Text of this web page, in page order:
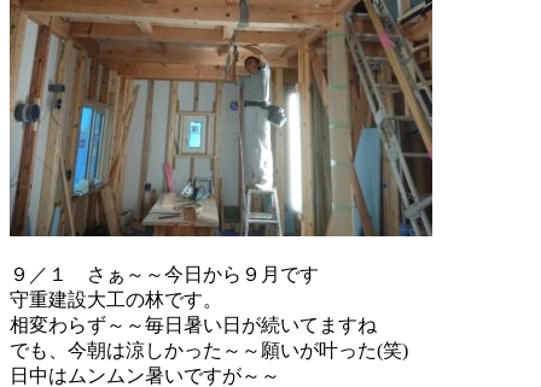
９／１ さぁ～～今日から９月です
守重建設大工の林です。
相変わらず～～毎日暑い日が続いてますね
でも、今朝は涼しかった～～願いが叶った(笑)
日中はムンムン暑いですが～～